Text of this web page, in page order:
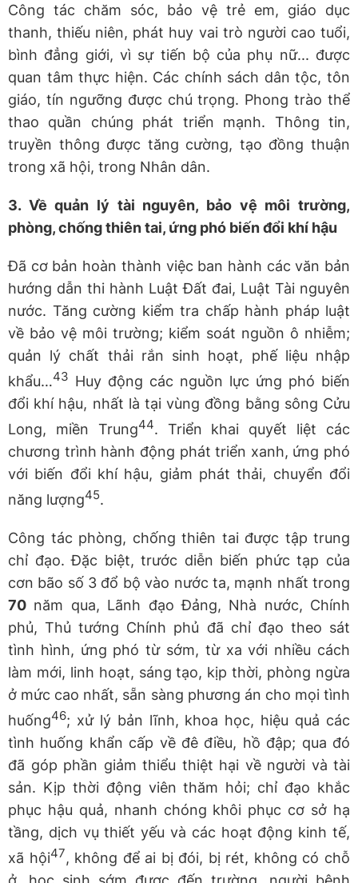
Công tác chăm sóc, bảo vệ trẻ em, giáo dục
thanh, thiếu niên, phát huy vai trò người cao tuổi,
bình đẳng giới, vì sự tiến bộ của phụ nữ... được
quan tâm thực hiện. Các chính sách dân tộc, tôn
giáo, tín ngưỡng được chú trọng. Phong trào thể
thao quần chúng phát triển mạnh. Thông tin,
truyền thông được tăng cường, tạo đồng thuận
trong xã hội, trong Nhân dân.
3. Về quản lý tài nguyên, bảo vệ môi trường,
phòng, chống thiên tai, ứng phó biến đổi khí hậu
Đã cơ bản hoàn thành việc ban hành các văn bản
hướng dẫn thi hành Luật Đất đai, Luật Tài nguyên
nước. Tăng cường kiểm tra chấp hành pháp luật
về bảo vệ môi trường; kiểm soát nguồn ô nhiễm;
quản lý chất thải rắn sinh hoạt, phế liệu nhập
khẩu…43 Huy động các nguồn lực ứng phó biến
đổi khí hậu, nhất là tại vùng đồng bằng sông Cửu
Long, miền Trung44. Triển khai quyết liệt các
chương trình hành động phát triển xanh, ứng phó
với biến đổi khí hậu, giảm phát thải, chuyển đổi
năng lượng45.
Công tác phòng, chống thiên tai được tập trung
chỉ đạo. Đặc biệt, trước diễn biến phức tạp của
cơn bão số 3 đổ bộ vào nước ta, mạnh nhất trong
70 năm qua, Lãnh đạo Đảng, Nhà nước, Chính
phủ, Thủ tướng Chính phủ đã chỉ đạo theo sát
tình hình, ứng phó từ sớm, từ xa với nhiều cách
làm mới, linh hoạt, sáng tạo, kịp thời, phòng ngừa
ở mức cao nhất, sẵn sàng phương án cho mọi tình
huống46; xử lý bản lĩnh, khoa học, hiệu quả các
tình huống khẩn cấp về đê điều, hồ đập; qua đó
đã góp phần giảm thiểu thiệt hại về người và tài
sản. Kịp thời động viên thăm hỏi; chỉ đạo khắc
phục hậu quả, nhanh chóng khôi phục cơ sở hạ
tầng, dịch vụ thiết yếu và các hoạt động kinh tế,
xã hội47, không để ai bị đói, bị rét, không có chỗ